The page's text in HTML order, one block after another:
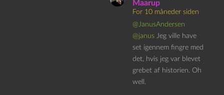
Maarup
For 10 måneder siden
@JanusAndersen
@janus Jeg ville have
set igennem fingre med
det, hvis jeg var blevet
grebet af historien. Oh
well.